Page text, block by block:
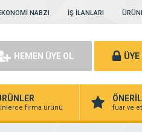
NABZI İŞ İLANLARI
HEMEN ÜYE OL ÜYE
firma ürünü fuar ve